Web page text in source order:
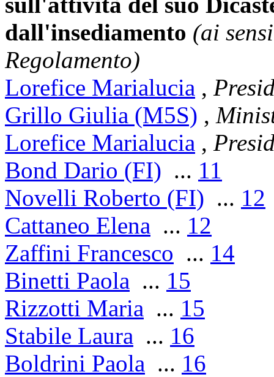
dall'insediamento (ai
Regolamento)
Lorefice Marialucia ,
Grillo Giulia (M5S) ,
Lorefice Marialucia ,
Bond Dario (FI) ... 11
Novelli Roberto (FI) ... 12
Cattaneo Elena ... 12
Zaffini Francesco ... 14
Binetti Paola ... 15
Rizzotti Maria ... 15
Stabile Laura ... 16
Boldrini Paola ... 16